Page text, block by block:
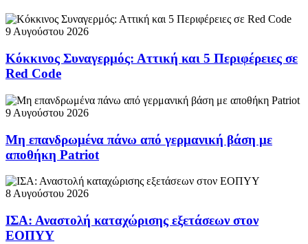
9 Αυγούστου 2026
Κόκκινος Συναγερμός: Αττική και 5 Περιφέρειες σε
Red Code
9 Αυγούστου 2026
Μη επανδρωμένα πάνω από γερμανική βάση με
αποθήκη Patriot
8 Αυγούστου 2026
ΙΣΑ: Αναστολή καταχώρισης εξετάσεων στον
ΕΟΠΥΥ